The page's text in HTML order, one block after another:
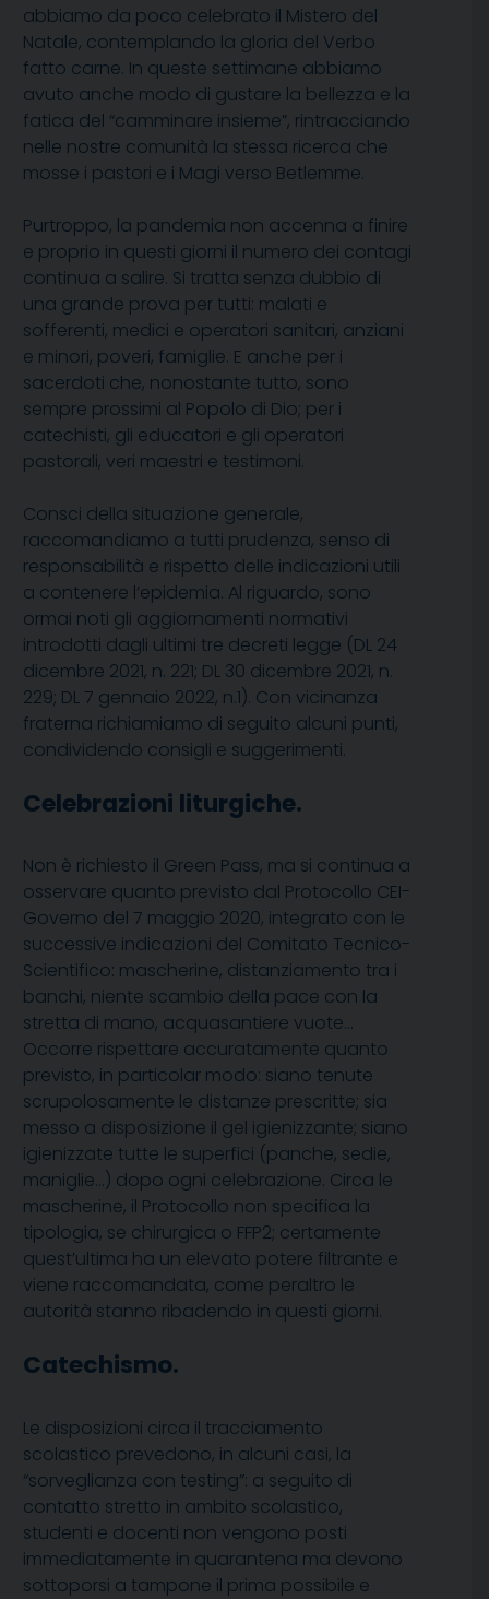
abbiamo da poco celebrato il Mistero del
Natale, contemplando la gloria del Verbo
fatto carne. In queste settimane abbiamo
avuto anche modo di gustare la bellezza e la
fatica del “camminare insieme”, rintracciando
nelle nostre comunità la stessa ricerca che
mosse i pastori e i Magi verso Betlemme.
Purtroppo, la pandemia non accenna a finire
e proprio in questi giorni il numero dei contagi
continua a salire. Si tratta senza dubbio di
una grande prova per tutti: malati e
sofferenti, medici e operatori sanitari, anziani
e minori, poveri, famiglie. E anche per i
sacerdoti che, nonostante tutto, sono
sempre prossimi al Popolo di Dio; per i
catechisti, gli educatori e gli operatori
pastorali, veri maestri e testimoni.
Consci della situazione generale,
raccomandiamo a tutti prudenza, senso di
responsabilità e rispetto delle indicazioni utili
a contenere l’epidemia. Al riguardo, sono
ormai noti gli aggiornamenti normativi
introdotti dagli ultimi tre decreti legge (DL 24
dicembre 2021, n. 221; DL 30 dicembre 2021, n.
229; DL 7 gennaio 2022, n.1). Con vicinanza
fraterna richiamiamo di seguito alcuni punti,
condividendo consigli e suggerimenti.
Celebrazioni liturgiche.
Non è richiesto il Green Pass, ma si continua a
osservare quanto previsto dal Protocollo CEI-
Governo del 7 maggio 2020, integrato con le
successive indicazioni del Comitato Tecnico-
Scientifico: mascherine, distanziamento tra i
banchi, niente scambio della pace con la
stretta di mano, acquasantiere vuote…
Occorre rispettare accuratamente quanto
previsto, in particolar modo: siano tenute
scrupolosamente le distanze prescritte; sia
messo a disposizione il gel igienizzante; siano
igienizzate tutte le superfici (panche, sedie,
maniglie…) dopo ogni celebrazione. Circa le
mascherine, il Protocollo non specifica la
tipologia, se chirurgica o FFP2; certamente
quest’ultima ha un elevato potere filtrante e
viene raccomandata, come peraltro le
autorità stanno ribadendo in questi giorni.
Catechismo.
Le disposizioni circa il tracciamento
scolastico prevedono, in alcuni casi, la
“sorveglianza con testing”: a seguito di
contatto stretto in ambito scolastico,
studenti e docenti non vengono posti
immediatamente in quarantena ma devono
sottoporsi a tampone il prima possibile e